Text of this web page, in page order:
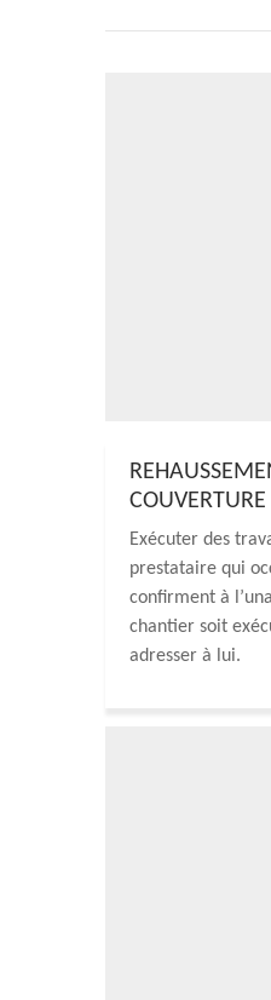
Exécuter des
prestataire qui
confirment à
chantier soit
adresser à lui.